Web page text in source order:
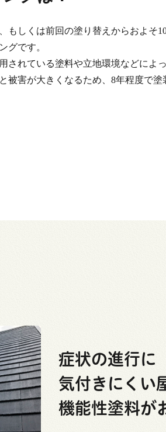
もしくは前回の塗り替えからおよそ
グです。
されている塗料や立地環境などによ
被害が大きくなるため、8年程度で
症状の進行に
気付きにくい
機能性塗料が